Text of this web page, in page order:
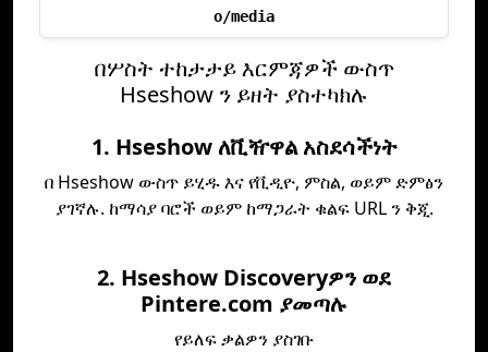
o/media
በሦስት ተከታታይ እርምጃዎች ውስጥ
Hseshow ን ይዘት ያስተካክሉ
1. Hseshow ለቪዥዋል አስደሳችነት
በ Hseshow ውስጥ ይሂዱ እና የቪዲዮ, ምስል, ወይም ድምፅን
ያገኛሉ. ከማሳያ ባሮች ወይም ከማጋራት ቁልፍ URL ን ቅጂ.
2. Hseshow Discoveryዎን ወደ
Pintere.com ያመጣሉ
የይለፍ ቃልዎን ያስገቡ